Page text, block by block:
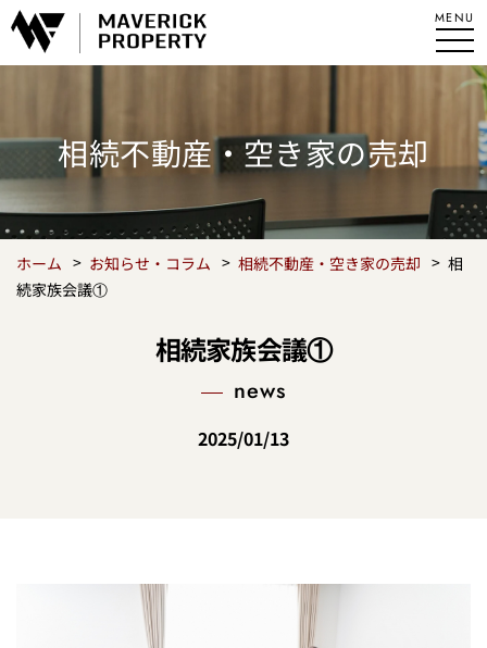
相続不動産・空き家の売却
ホーム お知らせ・コラム 相続不動産・空き家の売却
相
続家族会議①
相続家族会議①
news
2025/01/13